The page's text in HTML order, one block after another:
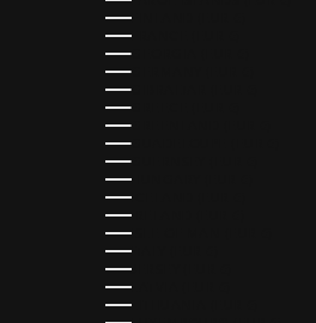
FINLAND (EUR €)
FRANCE (EUR €)
GEORGIA (EUR €)
GERMANY (EUR €)
GIBRALTAR (EUR €)
GREECE (EUR €)
GREENLAND (EUR €)
GUADELOUPE (EUR €)
GUERNSEY (EUR €)
HUNGARY (EUR €)
ICELAND (EUR €)
IRELAND (EUR €)
ISLE OF MAN (EUR €)
ITALY (EUR €)
JERSEY (EUR €)
LATVIA (EUR €)
LITHUANIA (EUR €)